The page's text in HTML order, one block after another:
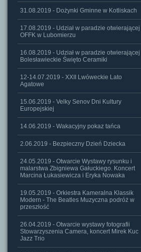
31.08.2019 - Dożynki Gminne w Kotliskach
17.08.2019 - Udział w paradzie otwierającej
OFFK w Lubomierzu
16.08.2019 - Udział w paradzie otwierającej
Bolesławieckie Święto Ceramiki
12-14.07.2019 - XXII Lwóweckie Lato
Agatowe
15.06.2019 - Velky Senov Dni Kultury
Europejskiej
14.06.2019 - Wakacyjny pokaz tańca
2.06.2019 - Bezpieczny Dzień Dziecka
24.05.2019 - Otwarcie Wystawy rysunku i
malarstwa Zbigniewa Gałuckiego. Koncert
Marcina Łukasiewicza i Eryka Nowaka
19.05.2019 - Orkiestra Kameralna Klassik
Modern - The Beatles Muzyczna podróż w
przeszłość
26.04.2019 - Otwarcie wystawy fotografii
Stowarzyszenia Camera, koncert Mirek Kuc
Jazz Trio